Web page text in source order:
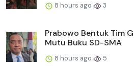
8 hours ago 3
Prabowo Bentuk Tim
Mutu Buku SD-SMA
8 hours ago 5